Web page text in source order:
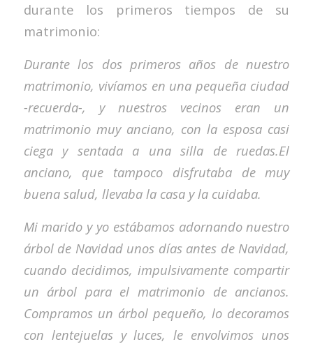
durante los primeros tiempos de su
matrimonio:
Durante los dos primeros años de nuestro
matrimonio, vivíamos en una pequeña ciudad
-recuerda-, y nuestros vecinos eran un
matrimonio muy anciano, con la esposa casi
ciega y sentada a una silla de ruedas.El
anciano, que tampoco disfrutaba de muy
buena salud, llevaba la casa y la cuidaba.
Mi marido y yo estábamos adornando nuestro
árbol de Navidad unos días antes de Navidad,
cuando decidimos, impulsivamente compartir
un árbol para el matrimonio de ancianos.
Compramos un árbol pequeño, lo decoramos
con lentejuelas y luces, le envolvimos unos